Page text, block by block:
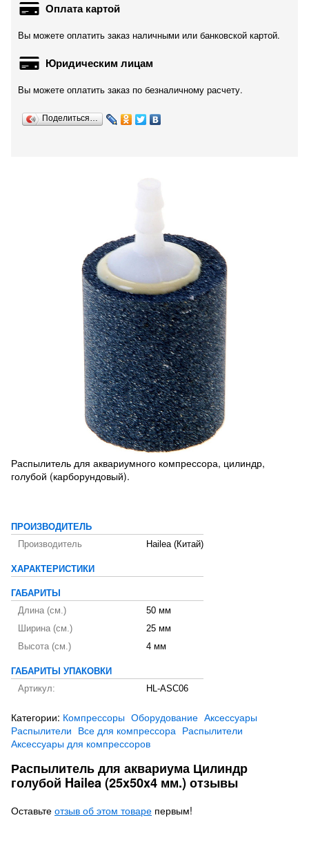
Оплата картой
Вы можете оплатить заказ наличными или банковской картой.
Юридическим лицам
Вы можете оплатить заказ по безналичному расчету.
Поделиться…
Распылитель для аквариумного компрессора, цилиндр,
голубой (карборундовый).
ПРОИЗВОДИТЕЛЬ
Производитель
Hailea (Китай)
ХАРАКТЕРИСТИКИ
ГАБАРИТЫ
Длина (см.)
50 мм
Ширина (см.)
25 мм
Высота (см.)
4 мм
ГАБАРИТЫ УПАКОВКИ
Артикул:
HL-ASC06
Категории: Компрессоры Оборудование Аксессуары
Распылители Все для компрессора Распылители
Аксессуары для компрессоров
Распылитель для аквариума Цилиндр
голубой Hailea (25x50x4 мм.) отзывы
Оставьте отзыв об этом товаре первым!